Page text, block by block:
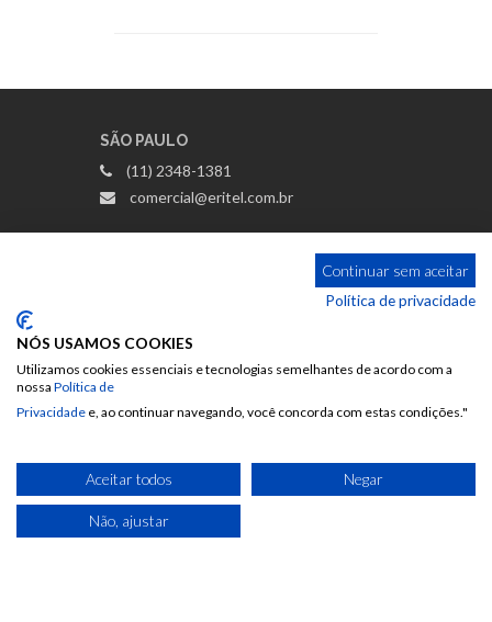
SÃO PAULO
(11) 2348-1381
comercial@eritel.com.br
PORTO ALEGRE (RS, SC, PR)
Continuar sem aceitar
Política de privacidade
NÓS USAMOS COOKIES
Utilizamos cookies essenciais e tecnologias semelhantes de acordo com a
nossa Política de
Privacidade e, ao continuar navegando, você concorda com estas condições."
Aceitar todos Negar
Não, ajustar